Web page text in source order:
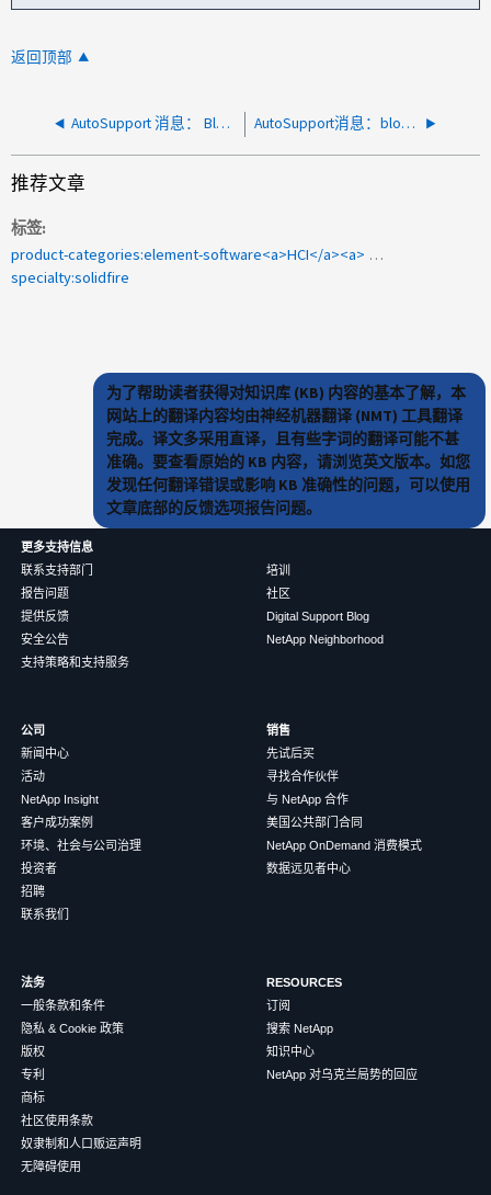
返回顶部
AutoSupport 消息： BlockFullness = stage4 Critical AutoSupport消息：blocksDegraded。无法访问块数据的完整副本
推荐文章
标签
product-categories:element-software<a>HCI</a><a> 1097012 </a>
specialty:solidfire
为了帮助读者获得对知识库 (KB) 内容的基本了解，本
网站上的翻译内容均由神经机器翻译 (NMT) 工具翻译
完成。译文多采用直译，且有些字词的翻译可能不甚
准确。要查看原始的 KB 内容，请浏览英文版本。如您
发现任何翻译错误或影响 KB 准确性的问题，可以使用
文章底部的反馈选项报告问题。
更多支持信息
联系支持部门
报告问题
提供反馈
安全公告
支持策略和支持服务
培训
社区
Digital Support Blog
NetApp Neighborhood
公司
新闻中心
活动
NetApp Insight
客户成功案例
环境、社会与公司治理
投资者
招聘
联系我们
销售
先试后买
寻找合作伙伴
与 NetApp 合作
美国公共部门合同
NetApp OnDemand 消费模式
数据远见者中心
法务
一般条款和条件
隐私 & Cookie 政策
版权
专利
商标
社区使用条款
奴隶制和人口贩运声明
无障碍使用
RESOURCES
订阅
搜索 NetApp
知识中心
NetApp 对乌克兰局势的回应